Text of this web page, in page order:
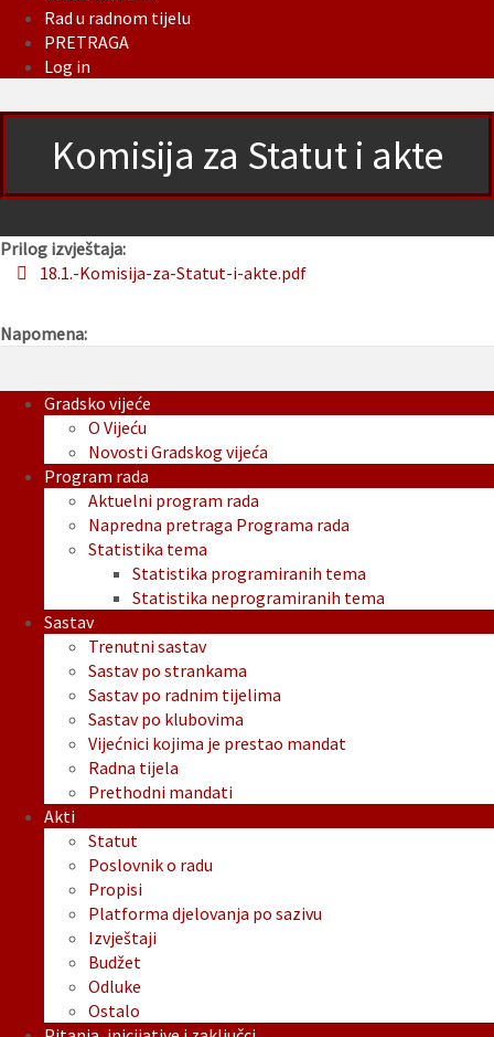
Rad u radnom tijelu
PRETRAGA
Log in
Komisija za Statut i akte
Prilog izvještaja:
18.1.-Komisija-za-Statut-i-akte.pdf
Napomena:
Gradsko vijeće
O Vijeću
Novosti Gradskog vijeća
Program rada
Aktuelni program rada
Napredna pretraga Programa rada
Statistika tema
Statistika programiranih tema
Statistika neprogramiranih tema
Sastav
Trenutni sastav
Sastav po strankama
Sastav po radnim tijelima
Sastav po klubovima
Vijećnici kojima je prestao mandat
Radna tijela
Prethodni mandati
Akti
Statut
Poslovnik o radu
Propisi
Platforma djelovanja po sazivu
Izvještaji
Budžet
Odluke
Ostalo